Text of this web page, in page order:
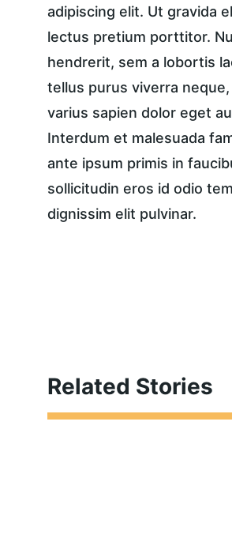
adipiscing elit. Ut gravida
lectus pretium porttitor.
hendrerit, sem a lobortis
tellus purus viverra
varius sapien dolor eget
Interdum et malesuada
ante ipsum primis in
sollicitudin eros id odio
dignissim elit pulvinar.
Related Stories